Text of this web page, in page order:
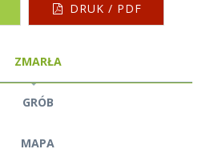
DRUK / PDF
ZMARŁA
GRÓB
MAPA